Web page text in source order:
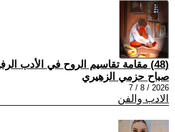
(48) مقامة تقاسيم الروح في الأدب الرفيع .
صباح حزمي الزهيري
2026 / 8 / 7
الادب والفن